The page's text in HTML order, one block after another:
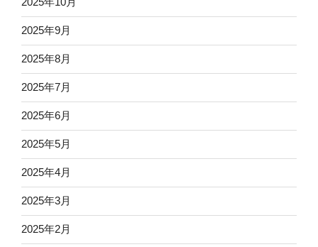
2025年9月
2025年8月
2025年7月
2025年6月
2025年5月
2025年4月
2025年3月
2025年2月